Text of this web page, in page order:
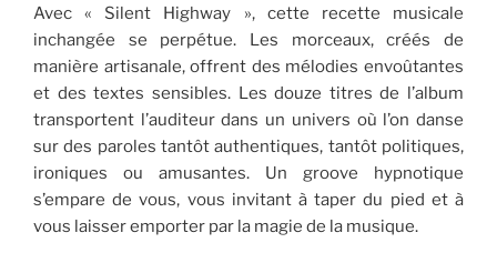
Avec « Silent Highway », cette recette musicale
inchangée se perpétue. Les morceaux, créés de
manière artisanale, offrent des mélodies envoûtantes
et des textes sensibles. Les douze titres de l’album
transportent l’auditeur dans un univers où l’on danse
sur des paroles tantôt authentiques, tantôt politiques,
ironiques ou amusantes. Un groove hypnotique
s’empare de vous, vous invitant à taper du pied et à
vous laisser emporter par la magie de la musique.